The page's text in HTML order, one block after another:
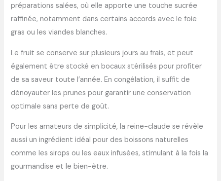
préparations salées, où elle apporte une touche sucrée
raffinée, notamment dans certains accords avec le foie
gras ou les viandes blanches.
Le fruit se conserve sur plusieurs jours au frais, et peut
également être stocké en bocaux stérilisés pour profiter
de sa saveur toute l’année. En congélation, il suffit de
dénoyauter les prunes pour garantir une conservation
optimale sans perte de goût.
Pour les amateurs de simplicité, la reine-claude se révèle
aussi un ingrédient idéal pour des boissons naturelles
comme les sirops ou les eaux infusées, stimulant à la fois la
gourmandise et le bien-être.